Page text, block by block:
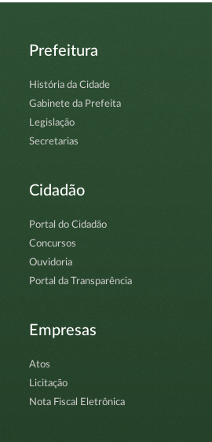
Prefeitura
História da Cidade
Gabinete da Prefeita
Legislação
Secretarias
Cidadão
Portal do Cidadão
Concursos
Ouvidoria
Portal da Transparência
Empresas
Atos
Licitação
Nota Fiscal Eletrônica